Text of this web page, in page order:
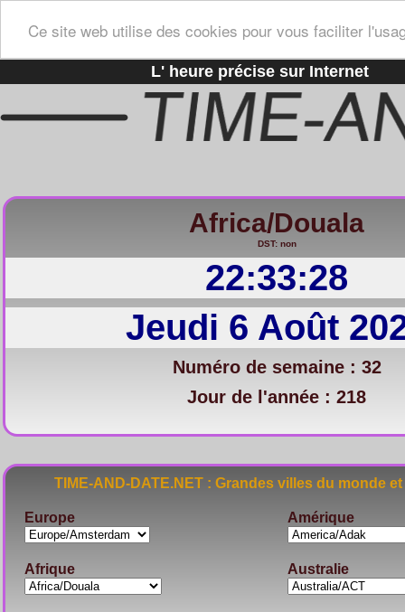
Ce site web utilise des cookies pour vous faciliter
L' heure précise sur Internet
Africa/Douala
DST: non
22:33:29
Jeudi 6 Août
Numéro de semaine : 32
Jour de l'année : 218
TIME-AND-DATE.NET : Grandes villes du
Europe Amérique
Afrique Australie